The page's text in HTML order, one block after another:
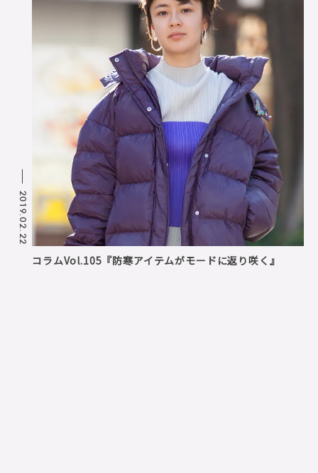
2019.02.22
コラムVol.105『防寒アイテムがモードに返り咲く』